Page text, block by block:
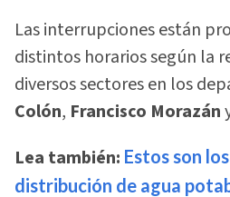
Las interrupciones están
distintos horarios según la
diversos sectores en los
Colón, Francisco Morazán
Lea también: Estos son
distribución de agua